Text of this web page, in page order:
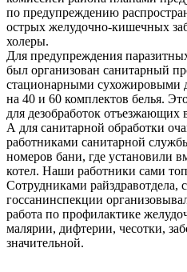
по предупреждению
острых желудочно-кишечных
холеры.
Для предупреждения
был организован санитарный
стационарными сухожировыми
на 40 и 60 комплектов белья.
для дезобработок
А для санитарной обработки
работниками санитарной
номеров бани, где установили
котел. Наши работники сами
Сотрудниками райздравотдела,
госсанинспекции
работа по профилактике
малярии, дифтерии, чесотки,
значительной.